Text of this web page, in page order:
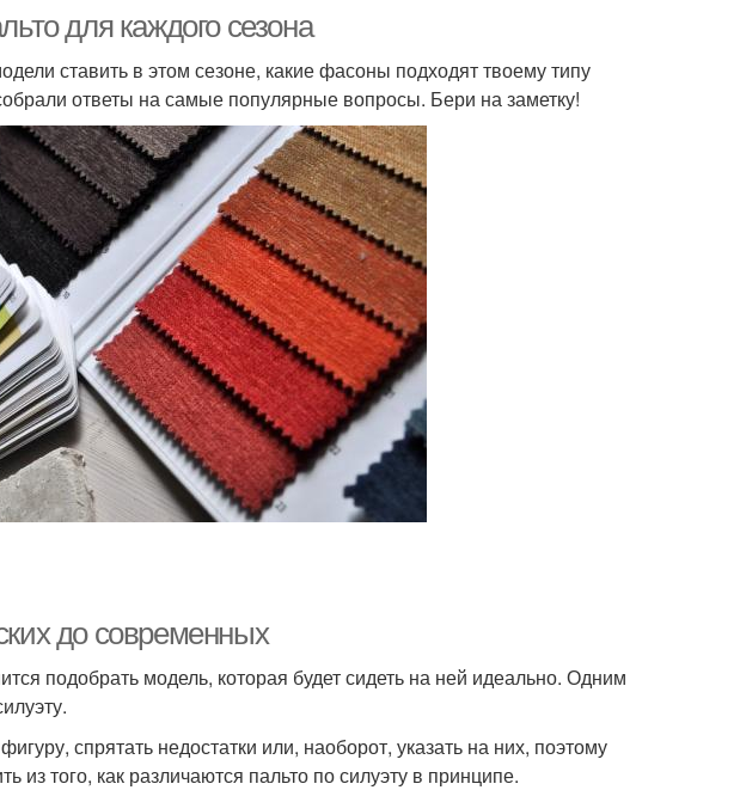
для каждого сезона
ставить в этом сезоне, какие фасоны подходят твоему типу
ответы на самые популярные вопросы. Бери на заметку!
до современных
подобрать модель, которая будет сидеть на ней идеально. Одним
спрятать недостатки или, наоборот, указать на них, поэтому
из того, как различаются пальто по силуэту в принципе.